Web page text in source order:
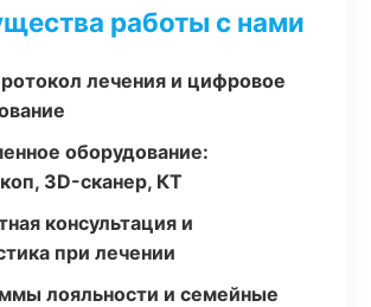
работы с нами
лечения и цифровое
оборудование:
3D-сканер, КТ
консультация и
при лечении
лояльности и семейные